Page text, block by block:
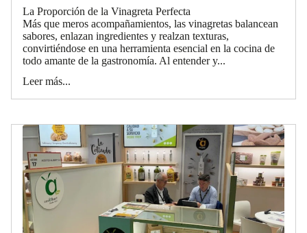
La Proporción de la Vinagreta Perfecta
Más que meros acompañamientos, las vinagretas balancean
sabores, enlazan ingredientes y realzan texturas,
convirtiéndose en una herramienta esencial en la cocina de
todo amante de la gastronomía. Al entender y...
Leer más...